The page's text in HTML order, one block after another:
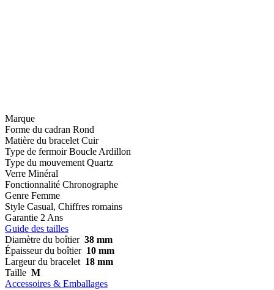
Marque
Forme du cadran Rond
Matière du bracelet Cuir
Type de fermoir Boucle Ardillon
Type du mouvement Quartz
Verre Minéral
Fonctionnalité Chronographe
Genre Femme
Style Casual, Chiffres romains
Garantie 2 Ans
Guide des tailles
Diamètre du boîtier 38 mm
Épaisseur du boîtier 10 mm
Largeur du bracelet 18 mm
Taille M
Accessoires & Emballages